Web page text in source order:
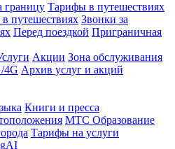
границу Тарифы в путешествиях
путешествиях Звонки за
Перед поездкой Приграничная
Акции Зона обслуживания
4G Архив услуг и акций
Книги и пресса
МТС Образование
Тарифы на услуги